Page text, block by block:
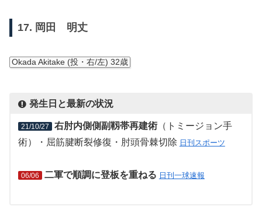
17. 岡田 明丈
Okada Akitake (投・右/左) 32歳
発生日と最新の状況
21/10/27 右肘内側側副靱帯再建術（トミージョン手
術）・屈筋腱断裂修復・肘頭骨棘切除 日刊スポーツ
06/06 二軍で順調に登板を重ねる 日刊一球速報